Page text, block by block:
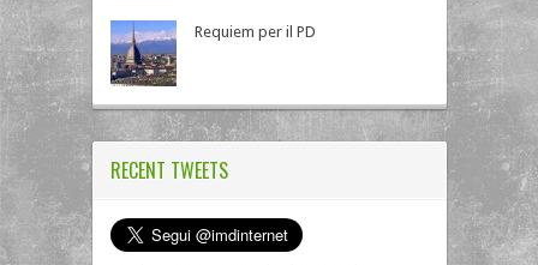
Requiem per il PD
RECENT TWEETS